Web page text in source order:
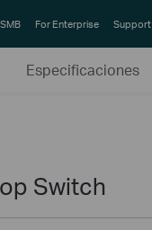
For Enterprise Support
Especificaciones
Switch